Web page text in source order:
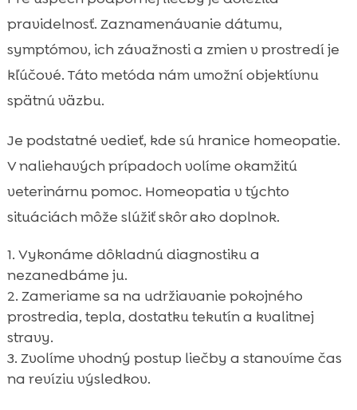
pravidelnosť. Zaznamenávanie dátumu,
symptómov, ich závažnosti a zmien v prostredí je
kľúčové. Táto metóda nám umožní objektívnu
spätnú väzbu.
Je podstatné vedieť, kde sú hranice homeopatie.
V naliehavých prípadoch volíme okamžitú
veterinárnu pomoc. Homeopatia v týchto
situáciách môže slúžiť skôr ako doplnok.
Vykonáme dôkladnú diagnostiku a
nezanedbáme ju.
Zameriame sa na udržiavanie pokojného
prostredia, tepla, dostatku tekutín a kvalitnej
stravy.
Zvolíme vhodný postup liečby a stanovíme čas
na revíziu výsledkov.